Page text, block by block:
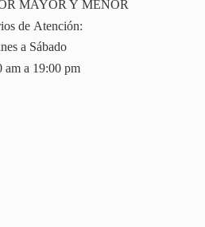
MAYOR Y MENOR
de Atención:
a Sábado
am a 19:00 pm